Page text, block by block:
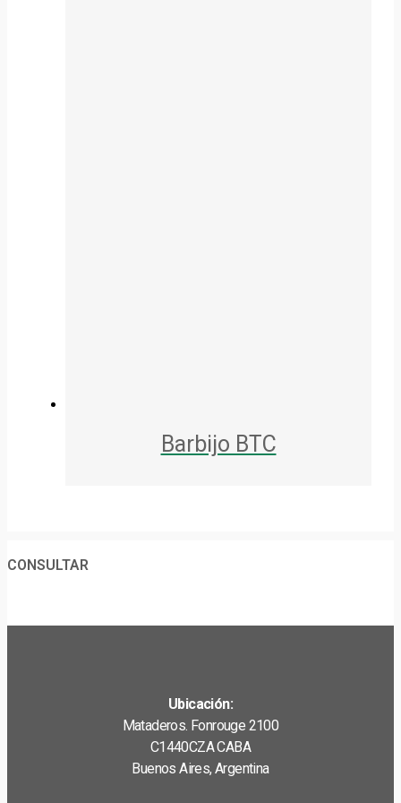
Barbijo BTC
CONSULTAR
Ubicación:
Mataderos. Fonrouge 2100
C1440CZA CABA
Buenos Aires, Argentina